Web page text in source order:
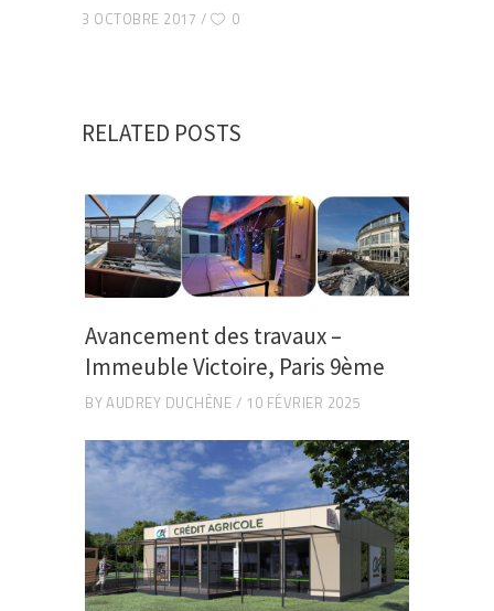
3 OCTOBRE 2017 0
RELATED POSTS
Avancement des travaux –
Immeuble Victoire, Paris 9ème
BYAUDREY DUCHÈNE 10 FÉVRIER 2025